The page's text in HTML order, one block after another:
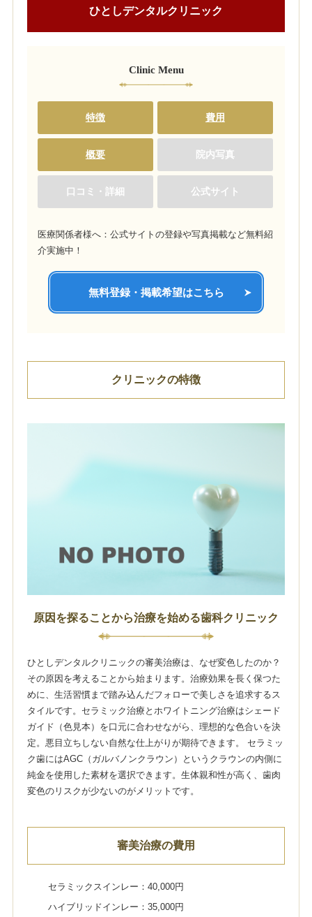
ひとしデンタルクリニック
Clinic Menu
特徴 費用
概要 院内写真
口コミ・詳細 公式サイト
医療関係者様へ：公式サイトの登録や写真掲載など無料紹
介実施中！
無料登録・掲載希望はこちら
クリニックの特徴
原因を探ることから治療を始める歯科クリニック
ひとしデンタルクリニックの審美治療は、なぜ変色したのか？
その原因を考えることから始まります。治療効果を長く保つた
めに、生活習慣まで踏み込んだフォローで美しさを追求するス
タイルです。セラミック治療とホワイトニング治療はシェード
ガイド（色見本）を口元に合わせながら、理想的な色合いを決
定。悪目立ちしない自然な仕上がりが期待できます。 セラミッ
ク歯にはAGC（ガルバノンクラウン）というクラウンの内側に
純金を使用した素材を選択できます。生体親和性が高く、歯肉
変色のリスクが少ないのがメリットです。
審美治療の費用
セラミックスインレー：40,000円
ハイブリッドインレー：35,000円